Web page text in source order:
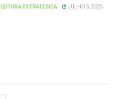
LEITURA ESTRATÉGICA JULHO 5, 2025